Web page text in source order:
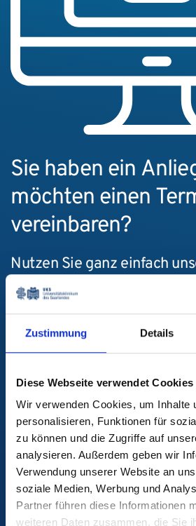
Zustimmung Details
Diese Webseite verwendet Cookies
Wir verwenden Cookies, um Inhalte
personalisieren, Funktionen für
zu können und die Zugriffe auf
analysieren. Außerdem geben wir
Verwendung unserer Website an
soziale Medien, Werbung und
Partner führen diese Informationen
weiteren Daten zusammen, die Sie
Sie haben ein
möchten einen
vereinbaren?
Nutzen Sie ganz einfach
Online-Terminanfrage, um
mitzuteilen. Unser Team
kümmert sich persönlich
– wir freuen uns darauf,
Online-Terminanfrage
Bitte beachten Sie
Die Bearbeitungszeit kann je
Patientenaufkommen zwischen
betragen. Eine erneute Anfrage
Nachfrage ist in diesem